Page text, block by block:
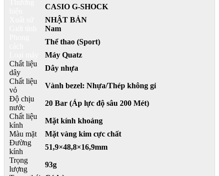
CASIO G-SHOCK
NHẬT BẢN
Nam
Thể thao (Sport)
Máy Quatz
Chất liệu
dây
Dây nhựa
Chất liệu
vỏ
Vành bezel: Nhựa/Thép không gỉ
Độ chịu
nước
20 Bar (Áp lực độ sâu 200 Mét)
Chất liệu
kính
Mặt kính khoáng
Màu mặt
Mặt vàng kim cực chất
Đường
kính
51,9×48,8×16,9mm
Trọng
lượng
93g